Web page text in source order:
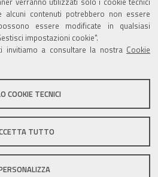
alcuni contenuti potrebbero non essere
essere modificate in qualsiasi
impostazioni cookie".
invitiamo a consultare la nostra Cookie
COOKIE TECNICI
TUTTO
Valuta questo sito
di Zola Predosa